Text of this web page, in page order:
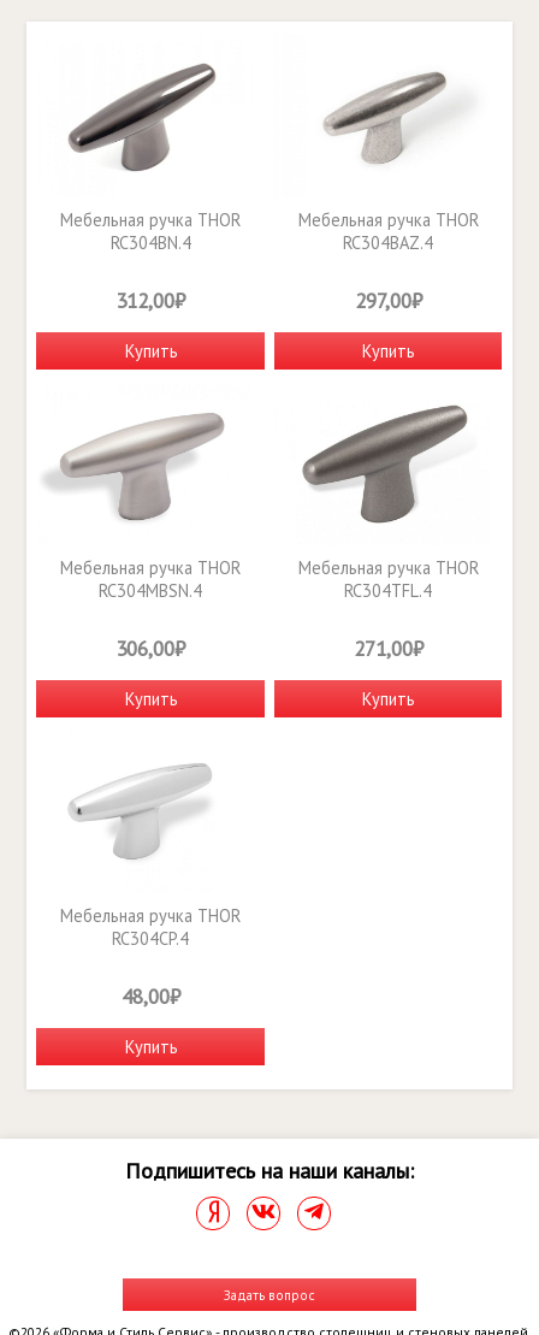
Мебельная ручка THOR
RC304BN.4
312,00₽
Купить
Мебельная ручка THOR
RC304BAZ.4
297,00₽
Купить
Мебельная ручка THOR
RC304MBSN.4
306,00₽
Купить
Мебельная ручка THOR
RC304TFL.4
271,00₽
Купить
Мебельная ручка THOR
RC304CP.4
48,00₽
Купить
Подпишитесь на наши каналы:
Задать вопрос